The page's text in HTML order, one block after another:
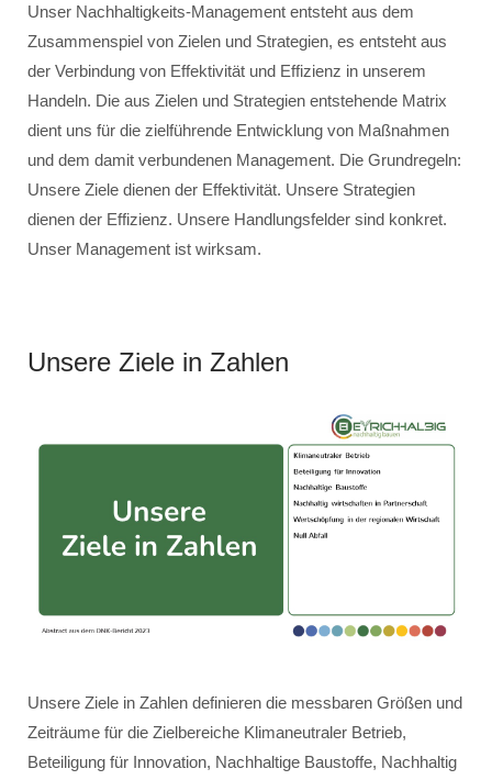
Unser Nachhaltigkeits-Management entsteht aus dem
Zusammenspiel von Zielen und Strategien, es entsteht aus
der Verbindung von Effektivität und Effizienz in unserem
Handeln. Die aus Zielen und Strategien entstehende Matrix
dient uns für die zielführende Entwicklung von Maßnahmen
und dem damit verbundenen Management. Die Grundregeln:
Unsere Ziele dienen der Effektivität. Unsere Strategien
dienen der Effizienz. Unsere Handlungsfelder sind konkret.
Unser Management ist wirksam.
Unsere Ziele in Zahlen
Unsere Ziele in Zahlen definieren die messbaren Größen und
Zeiträume für die Zielbereiche Klimaneutraler Betrieb,
Beteiligung für Innovation, Nachhaltige Baustoffe, Nachhaltig